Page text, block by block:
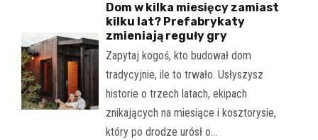
Dom w kilka miesięcy zamiast
kilku lat? Prefabrykaty
zmieniają reguły gry
Zapytaj kogoś, kto budował dom
tradycyjnie, ile to trwało. Usłyszysz
historie o trzech latach, ekipach
znikających na miesiące i kosztorysie,
który po drodze urósł o…